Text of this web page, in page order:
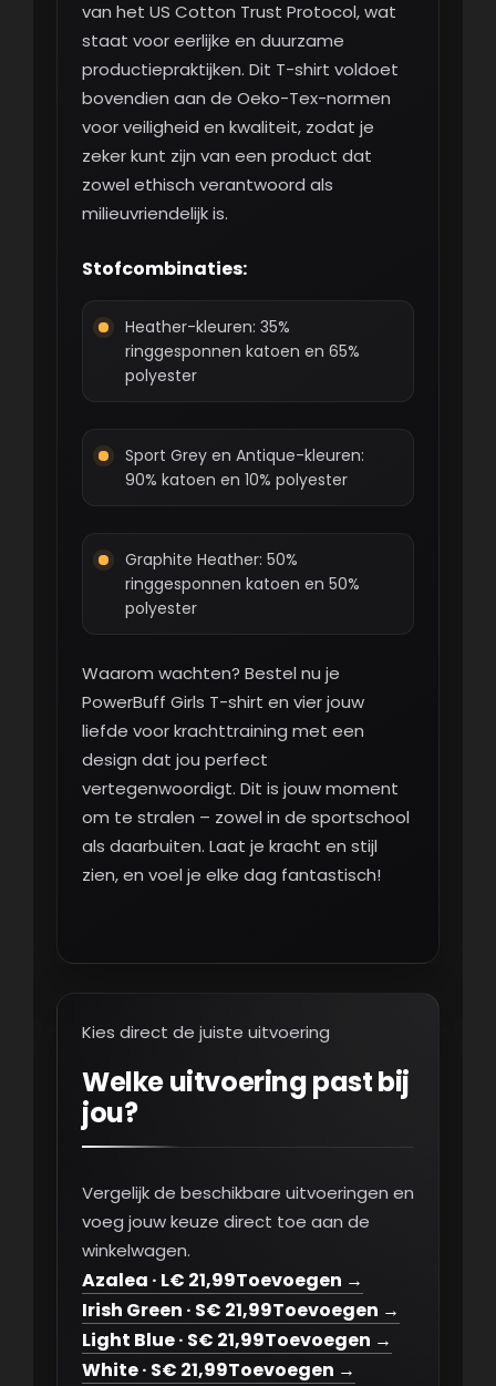
van het US Cotton Trust Protocol, wat
staat voor eerlijke en duurzame
productiepraktijken. Dit T-shirt voldoet
bovendien aan de Oeko-Tex-normen
voor veiligheid en kwaliteit, zodat je
zeker kunt zijn van een product dat
zowel ethisch verantwoord als
milieuvriendelijk is.
Stofcombinaties:
Heather-kleuren: 35%
ringgesponnen katoen en 65%
polyester
Sport Grey en Antique-kleuren:
90% katoen en 10% polyester
Graphite Heather: 50%
ringgesponnen katoen en 50%
polyester
Waarom wachten? Bestel nu je
PowerBuff Girls T-shirt en vier jouw
liefde voor krachttraining met een
design dat jou perfect
vertegenwoordigt. Dit is jouw moment
om te stralen – zowel in de sportschool
als daarbuiten. Laat je kracht en stijl
zien, en voel je elke dag fantastisch!
Kies direct de juiste uitvoering
Welke uitvoering past bij
jou?
Vergelijk de beschikbare uitvoeringen en
voeg jouw keuze direct toe aan de
winkelwagen.
Azalea · L€ 21,99Toevoegen →
Irish Green · S€ 21,99Toevoegen →
Light Blue · S€ 21,99Toevoegen →
White · S€ 21,99Toevoegen →